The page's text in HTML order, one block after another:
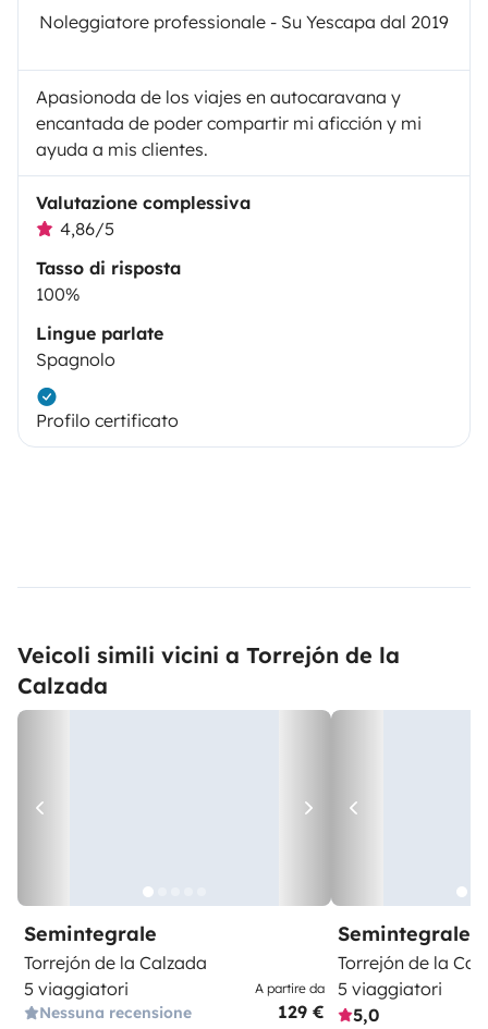
Noleggiatore professionale - Su Yescapa dal 2019
Apasionoda de los viajes en autocaravana y
encantada de poder compartir mi aficción y mi
ayuda a mis clientes.
Valutazione complessiva
4,86/5
Tasso di risposta
100%
Lingue parlate
Spagnolo
Profilo certificato
Veicoli simili vicini a Torrejón de la
Calzada
Semintegrale
Torrejón de la Calzada
5 viaggiatori
Nessuna recensione
A partire da
129 €
Semintegrale
Torrejón de la
5 viaggiatori
5,0